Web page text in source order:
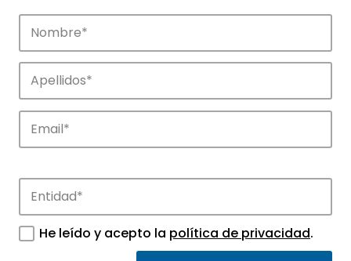
Empresas
Descubre las empresas que impulsan la
innovación en los parques de APTE.
FUNDACION CANNA
He leído y acepto la política de privacidad.